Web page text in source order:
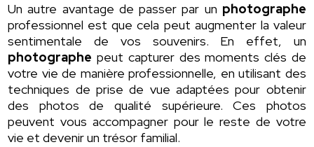
Un autre avantage de passer par un photographe
professionnel est que cela peut augmenter la valeur
sentimentale de vos souvenirs. En effet, un
photographe peut capturer des moments clés de
votre vie de manière professionnelle, en utilisant des
techniques de prise de vue adaptées pour obtenir
des photos de qualité supérieure. Ces photos
peuvent vous accompagner pour le reste de votre
vie et devenir un trésor familial.